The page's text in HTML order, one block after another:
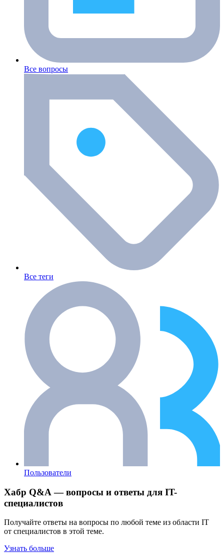
Все вопросы
Все теги
Пользователи
Хабр Q&A — вопросы и ответы для IT-
специалистов
Получайте ответы на вопросы по любой теме из области IT
от специалистов в этой теме.
Узнать больше